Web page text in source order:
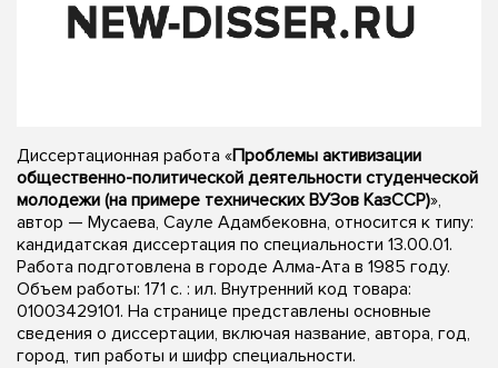
Диссертационная работа «Проблемы активизации
общественно-политической деятельности студенческой
молодежи (на примере технических ВУЗов КазССР)»,
автор — Мусаева, Сауле Адамбековна, относится к типу:
кандидатская диссертация по специальности 13.00.01.
Работа подготовлена в городе Алма-Ата в 1985 году.
Объем работы: 171 c. : ил. Внутренний код товара:
01003429101. На странице представлены основные
сведения о диссертации, включая название, автора, год,
город, тип работы и шифр специальности.